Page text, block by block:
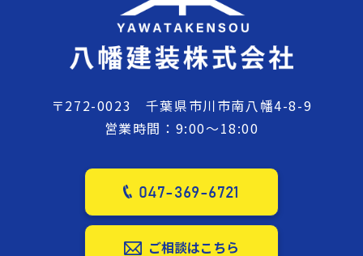
〒272-0023 千葉県市川市南八幡4-8-9
営業時間：9:00～18:00
047-369-6721
ご相談はこちら